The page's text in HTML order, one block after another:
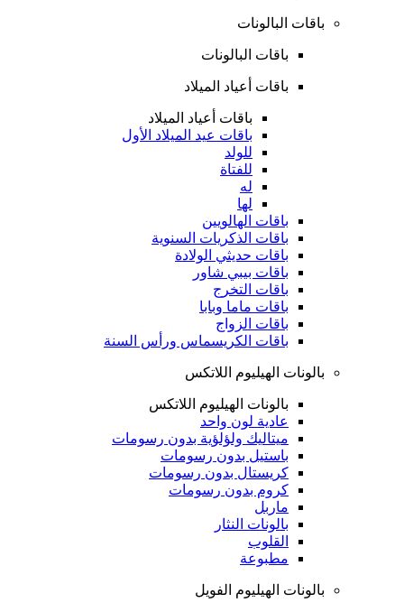
باقات البالونات
باقات البالونات
باقات أعياد الميلاد
باقات أعياد الميلاد
باقات عيد الميلاد الأول
للولد
للفتاة
له
لها
باقات الهالويين
باقات الذكريات السنوية
باقات حديثي الولادة
باقات بيبي شاور
باقات التخرج
باقات ماما وبابا
باقات الزواج
باقات الكريسماس ورأس السنة
بالونات الهيليوم اللاتكس
بالونات الهيليوم اللاتكس
عادية لون واحد
ميتاليك ولؤلؤية بدون رسومات
باستيل بدون رسومات
كريستال بدون رسومات
كروم بدون رسومات
ماربل
بالونات النثار
القلوب
مطبوعة
بالونات الهيليوم الفويل